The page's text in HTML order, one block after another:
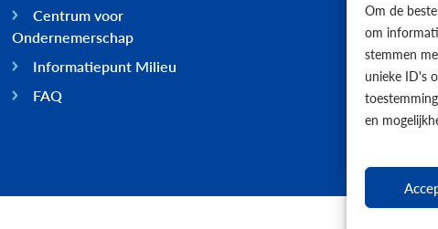
Om de
om
stemmen
unieke ID's
en
Centrum voor
Ondernemerschap
Informatiepunt Milieu
FAQ